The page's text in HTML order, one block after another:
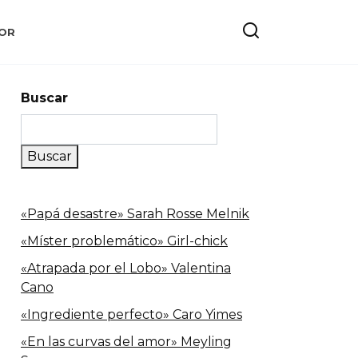
Buscar
Buscar
«Papá desastre» Sarah Rosse Melnik
«Míster problemático» Girl-chick
«Atrapada por el Lobo» Valentina
Cano
«Ingrediente perfecto» Caro Yimes
«En las curvas del amor» Meyling